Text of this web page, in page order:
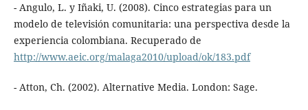
- Angulo, L. y Iñaki, U. (2008). Cinco estrategias para un
modelo de televisión comunitaria: una perspectiva desde la
experiencia colombiana. Recuperado de
http://www.aeic.org/malaga2010/upload/ok/183.pdf
- Atton, Ch. (2002). Alternative Media. London: Sage.